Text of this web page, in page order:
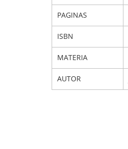
PAGINAS
ISBN
MATERIA
AUTOR